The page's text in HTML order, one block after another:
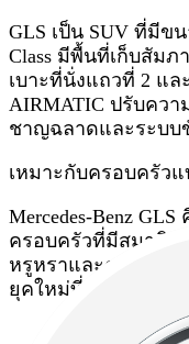
GLS เป็น SUV ที่มีข
Class มีพื้นที่เก็บสัมภ
เบาะที่นั่งแถวที่ 2 แ
AIRMATIC ปรับคว
ชาญฉลาดและระบบ
เหมาะกับครอบครัว
Mercedes-Benz
ครอบครัวที่มีสมาชิก
หรูหราและความสบ
ยุคใหม่ที่เหนือกว่าไป